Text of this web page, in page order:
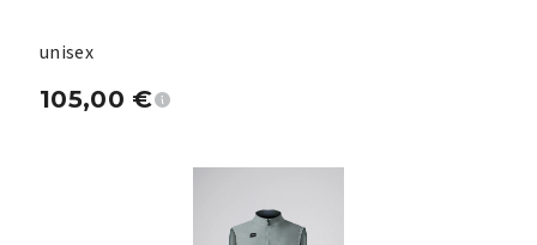
unisex
105,00 €